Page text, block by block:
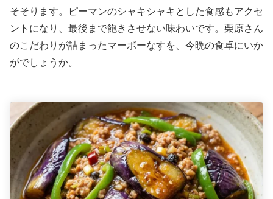
そそります。ピーマンのシャキシャキとした食感もアクセ
ントになり、最後まで飽きさせない味わいです。栗原さん
のこだわりが詰まったマーボーなすを、今晩の食卓にいか
がでしょうか。